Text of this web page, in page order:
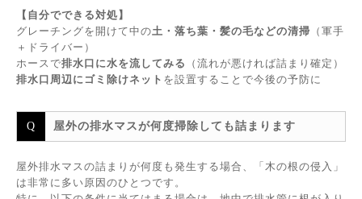
【自分でできる対処】
グレーチングを開けて中の土・落ち葉・髪の毛などの清掃 （軍手
＋ドライバー）
ホースで排水口に水を流してみる
（流れが悪ければ詰まり確定）
排水口周辺にゴミ除けネット を設置することで今後の予防に
屋外の排水マスが何度掃除しても詰まります
屋外排水マスの詰まりが何度も発生する場合、「木の根の侵入」
は非常に多い原因のひとつです。